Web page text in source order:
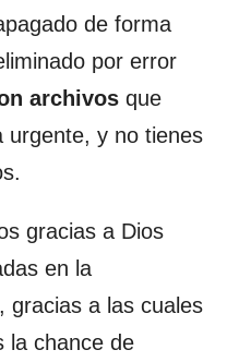
de forma
por error
archivos que
urgente, y no tienes
gracias a Dios
en la
gracias a las cuales
la chance de